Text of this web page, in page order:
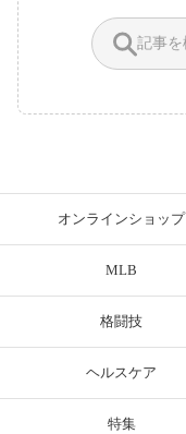
オンラインショップ
MLB
格闘技
ヘルスケア
特集